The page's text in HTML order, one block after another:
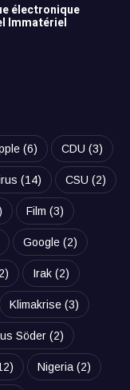
électronique
Immatériel
(6) CDU (3)
(14) CSU (2)
Film (3)
Google (2)
Irak (2)
Klimakrise (3)
Söder (2)
Nigeria (2)